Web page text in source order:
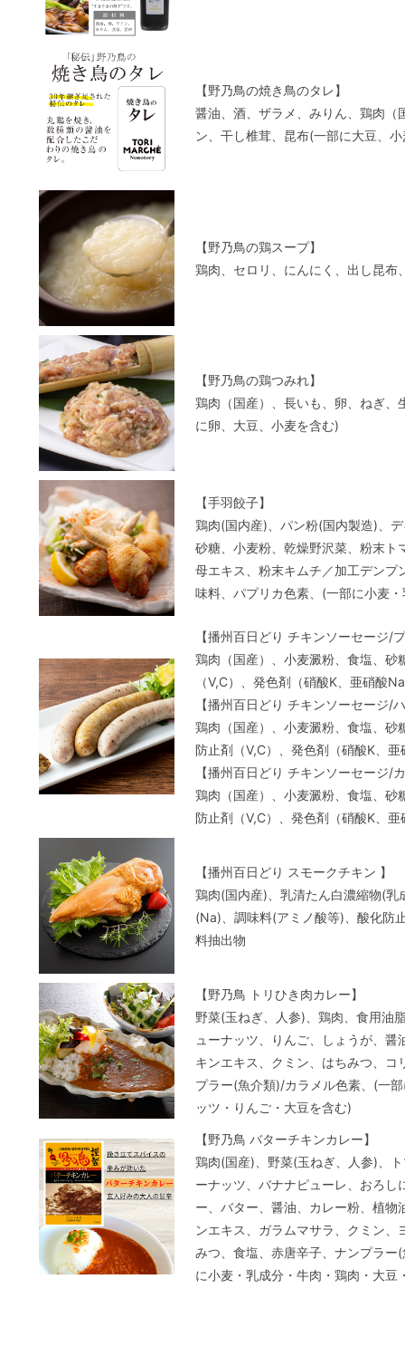
【野乃鳥の焼き鳥のタレ】
醤油、酒、ザラメ、みりん、鶏肉（
ン、干し椎茸、昆布(一部に大豆、
【野乃鳥の鶏スープ】
鶏肉、セロリ、にんにく、出し昆布
【野乃鳥の鶏つみれ】
鶏肉（国産）、長いも、卵、ねぎ
に卵、大豆、小麦を含む)
【手羽餃子】
鶏肉(国内産)、パン粉(国内製造)、
砂糖、小麦粉、乾燥野沢菜、粉末
母エキス、粉末キムチ／加工デン
味料、パプリカ色素、(一部に小麦
【播州百日どり チキンソーセージ/
鶏肉（国産）、小麦澱粉、食塩、
（V,C）、発色剤（硝酸K、亜硝酸
【播州百日どり チキンソーセージ/
鶏肉（国産）、小麦澱粉、食塩、
防止剤（V,C）、発色剤（硝酸K、
【播州百日どり チキンソーセージ/
鶏肉（国産）、小麦澱粉、食塩、
防止剤（V,C）、発色剤（硝酸K、
【播州百日どり スモークチキン 】
鶏肉(国内産)、乳清たん白濃縮物(
(Na)、調味料(アミノ酸等)、酸化防
料抽出物
【野乃鳥 トリひき肉カレー】
野菜(玉ねぎ、人参)、鶏肉、食用油
ューナッツ、りんご、しょうが、
キンエキス、クミン、はちみつ、
プラー(魚介類)/カラメル色素、(一
ッツ・りんご・大豆を含む)
【野乃鳥 バターチキンカレー】
鶏肉(国産)、野菜(玉ねぎ、人参)、
ーナッツ、バナナピューレ、おろ
ー、バター、醤油、カレー粉、植
ンエキス、ガラムマサラ、クミン
みつ、食塩、赤唐辛子、ナンプラ
に小麦・乳成分・牛肉・鶏肉・大